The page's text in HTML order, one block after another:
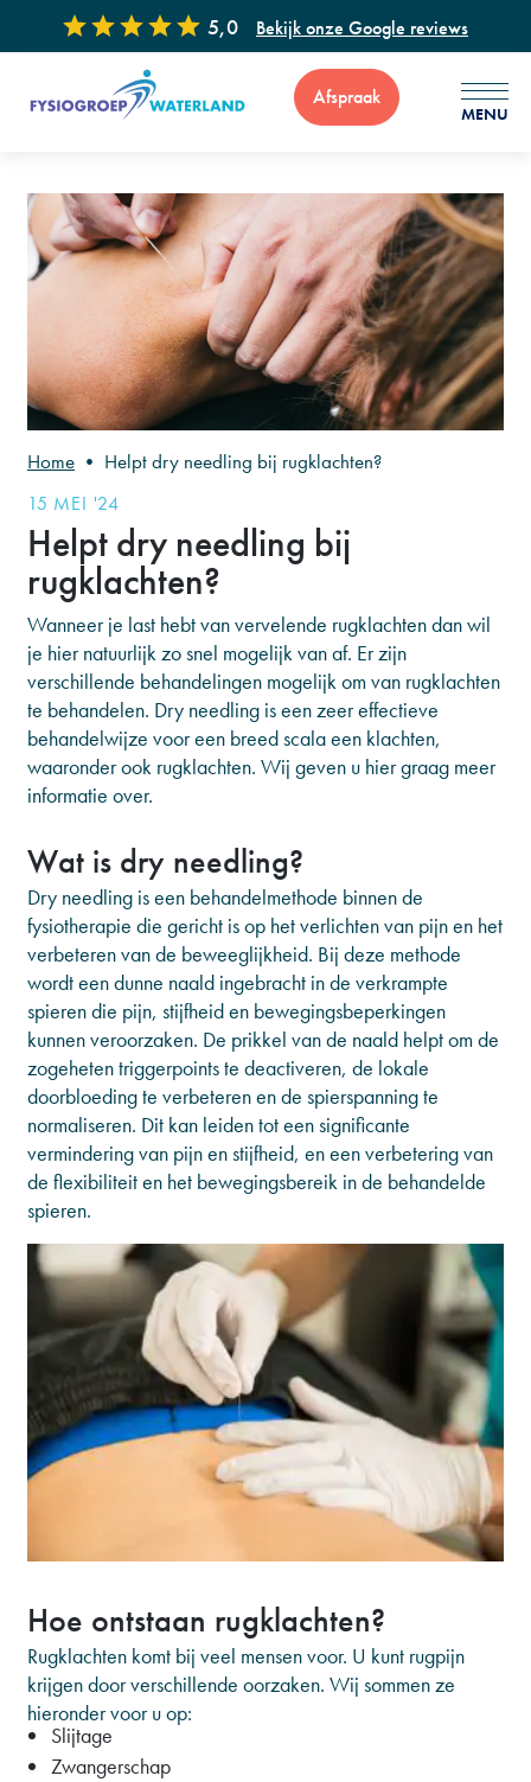
5,0 Bekijk onze Google reviews
Afspraak
MENU
Voor vragen of advies zijn wij 7 dagen per week bereikbaar via
: 0299 - 65 34 99
Home • Helpt dry needling bij rugklachten?
15 MEI '24
Helpt dry needling bij
rugklachten?
Wanneer je last hebt van vervelende rugklachten dan wil
je hier natuurlijk zo snel mogelijk van af. Er zijn
verschillende behandelingen mogelijk om van rugklachten
te behandelen. Dry needling is een zeer effectieve
behandelwijze voor een breed scala een klachten,
waaronder ook rugklachten. Wij geven u hier graag meer
informatie over.
Wat is dry needling?
Dry needling is een behandelmethode binnen de
fysiotherapie die gericht is op het verlichten van pijn en het
verbeteren van de beweeglijkheid. Bij deze methode
wordt een dunne naald ingebracht in de verkrampte
spieren die pijn, stijfheid en bewegingsbeperkingen
kunnen veroorzaken. De prikkel van de naald helpt om de
zogeheten triggerpoints te deactiveren, de lokale
doorbloeding te verbeteren en de spierspanning te
normaliseren. Dit kan leiden tot een significante
vermindering van pijn en stijfheid, en een verbetering van
de flexibiliteit en het bewegingsbereik in de behandelde
spieren.
Hoe ontstaan rugklachten?
Rugklachten komt bij veel mensen voor. U kunt rugpijn
krijgen door verschillende oorzaken. Wij sommen ze
hieronder voor u op:
Slijtage
Zwangerschap